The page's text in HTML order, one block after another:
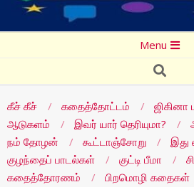
Menu
Search
கீச் கீச் கதைத்தோட்டம் ஜிகினா
ஆடுகளம்
இவர் யார் தெரியுமா?
நம் தோழன்
கூட்டாஞ்சோறு
இது
குழந்தைப் பாடல்கள்
குட்டி பீமா
கதைத்தோரணம்
பிறமொழி கதைகள்